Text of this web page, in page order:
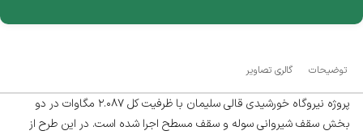
توضیحات گالری تصاویر
پروژه نیروگاه خورشیدی قالی سلیمان با ظرفیت کل ۲.۰۸۷ مگاوات در دو
بخش سقف شیروانی سوله و سقف مسطح اجرا شده است. در این طرح از